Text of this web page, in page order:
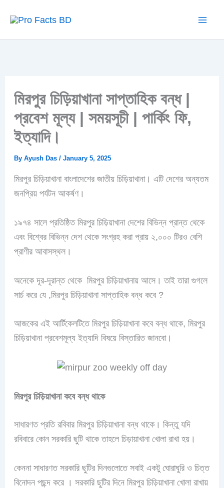
মিরপুর চিড়িয়াখানা সাপ্তাহিক বন্ধ |
প্রবেশ মূল্য | সময়সূচী | পার্কিং ফি,
ইত্যাদি।
By Ayush Das / January 5, 2025
মিরপুর চিড়িয়াখানা বাংলাদেশের জাতীয় চিড়িয়াখানা। এটি দেশের অন্যতম
জনপ্রিয় পর্যটন আকর্ষণ।
১৯৭৪ সালে প্রতিষ্ঠিত মিরপুর চিড়িয়াখানা দেশের বিভিন্ন প্রান্ত থেকে
এবং বিশ্বের বিভিন্ন দেশ থেকে সংগ্রহ করা প্রায় ২,০০০ টিরও বেশি
প্রাণীর আবাসস্থল।
অনেকে দূর-দূরান্ত থেকে মিরপুর চিড়িয়াখানায় আসে। তাই তারা গুগলে
সার্চ করে যে ,মিরপুর চিড়িয়াখানা সাপ্তাহিক বন্ধ কবে ?
আজকের এই আর্টিকেলটিতে মিরপুর চিড়িয়াখানা কবে বন্ধ থাকে, মিরপুর
চিড়িয়াখানা প্রবেশমূল্য ইত্যাদি বিষয়ে বিস্তারিত জানবো।
মিরপুর চিড়িয়াখানা কবে বন্ধ থাকে
সাধারণত প্রতি রবিবার মিরপুর চিড়িয়াখানা বন্ধ থাকে। কিন্তু যদি
রবিবারে কোন সরকারি ছুটি থাকে তাহলে চিড়ায়াখানা খোলা রাখা হয়।
কেননা সাধারণত সরকারি ছুটির দিনগুলোতে সবাই একটু ঘোরাঘুরি ও চিত্ত
বিনোদন পছন্দ করে । সরকারি ছুটির দিনে মিরপুর চিড়িয়াখানা খোলা রাখায়